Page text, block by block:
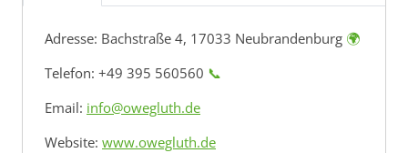
Adresse: Bachstraße 4, 17033 Neubrandenburg 🌍
Telefon: +49 395 560560 📞
Email: info@owegluth.de
Website: www.owegluth.de